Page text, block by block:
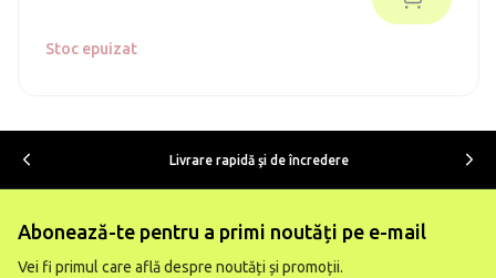
Stoc epuizat
Livrare rapidă şi de încredere
Abonează-te pentru a primi noutăți pe e-mail
Vei fi primul care află despre noutăți și promoții.